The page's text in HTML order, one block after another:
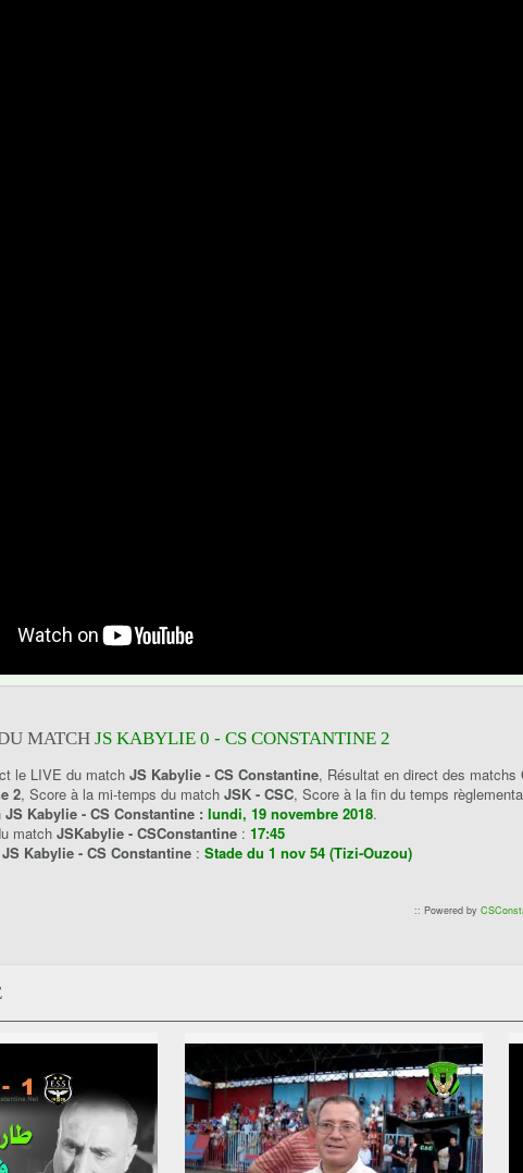
MATCH JS KABYLIE 0 - CS CONSTANTINE 2
le LIVE du match JS Kabylie - CS Constantine, Résultat en direct des matchs
2, Score à la mi-temps du match JSK - CSC, Score à la fin du temps
JS Kabylie - CS Constantine : lundi, 19 novembre 2018.
match JSKabylie - CSConstantine : 17:45
JS Kabylie - CS Constantine : Stade du 1 nov 54 (Tizi-Ouzou)
:: Powered by